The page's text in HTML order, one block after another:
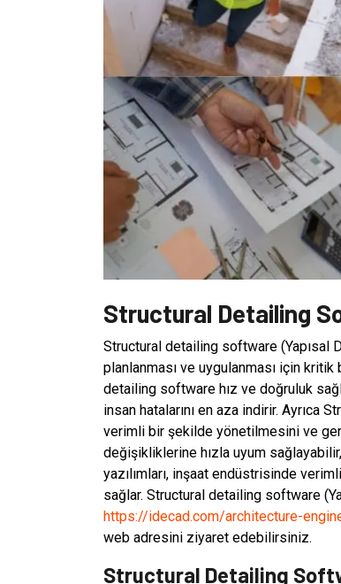
Structural Detailing
Structural detailing software (Yapısal
planlanması ve uygulanması için kritik
detailing software hız ve doğruluk
insan hatalarını en aza indirir.
verimli bir şekilde yönetilmesini ve
değişikliklerine hızla uyum
yazılımları, inşaat endüstrisinde
sağlar. Structural detailing software
https://idecad.com/architecture-
web adresini ziyaret edebilirsiniz.
Structural Detailing